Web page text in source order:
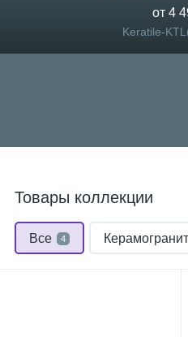
от 4
Keratile-
Товары коллекции
Все 4 Керамогранит